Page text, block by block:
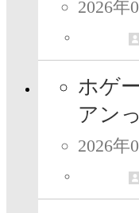
2026年
ホゲ
アン
2026年